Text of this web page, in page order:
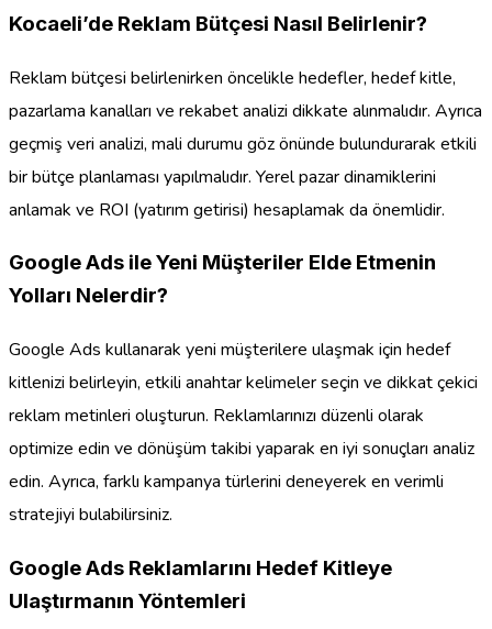
Kocaeli’de Reklam Bütçesi Nasıl Belirlenir?
Reklam bütçesi belirlenirken öncelikle hedefler, hedef kitle,
pazarlama kanalları ve rekabet analizi dikkate alınmalıdır. Ayrıca
geçmiş veri analizi, mali durumu göz önünde bulundurarak etkili
bir bütçe planlaması yapılmalıdır. Yerel pazar dinamiklerini
anlamak ve ROI (yatırım getirisi) hesaplamak da önemlidir.
Google Ads ile Yeni Müşteriler Elde Etmenin
Yolları Nelerdir?
Google Ads kullanarak yeni müşterilere ulaşmak için hedef
kitlenizi belirleyin, etkili anahtar kelimeler seçin ve dikkat çekici
reklam metinleri oluşturun. Reklamlarınızı düzenli olarak
optimize edin ve dönüşüm takibi yaparak en iyi sonuçları analiz
edin. Ayrıca, farklı kampanya türlerini deneyerek en verimli
stratejiyi bulabilirsiniz.
Google Ads Reklamlarını Hedef Kitleye
Ulaştırmanın Yöntemleri